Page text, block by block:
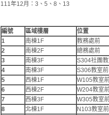
111年12月：3、5、8、13
編號 區域樓層 位置
1
南棟1F 教務處前
2
南棟2F 總務處前
3
南棟3F S304社團
4
南棟3F S306教室前
5
西棟1F W105教室
6
西棟2F W204教室
7
西棟3F W305教室
8
北棟1F N103教室前